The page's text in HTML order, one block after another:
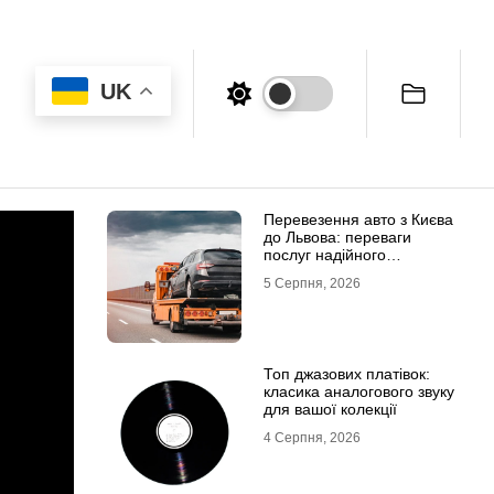
UK
Перевезення авто з Києва
до Львова: переваги
послуг надійного
5 Серпня, 2026
Топ джазових платівок:
класика аналогового звуку
для вашої колекції
4 Серпня, 2026